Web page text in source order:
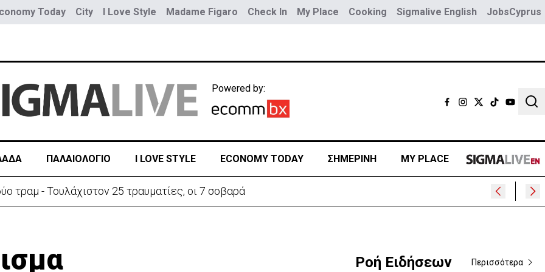
Today City I Love Style Madame Figaro Check In My Place Cooking Sigmalive English JobsCyprus
Powered by:
ΠΑΛΑΙΟΛΟΓΙΟ I LOVE STYLE ECONOMY TODAY ΣΗΜΕΡΙΝΗ MY PLACE
τραμ - Τουλάχιστον 25 τραυματίες, οι 7 σοβαρά
Ροή Ειδήσεων Περισσότερα